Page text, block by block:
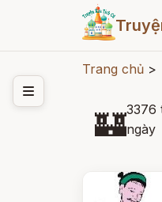
Trang chủ >
🏰3376
ngày